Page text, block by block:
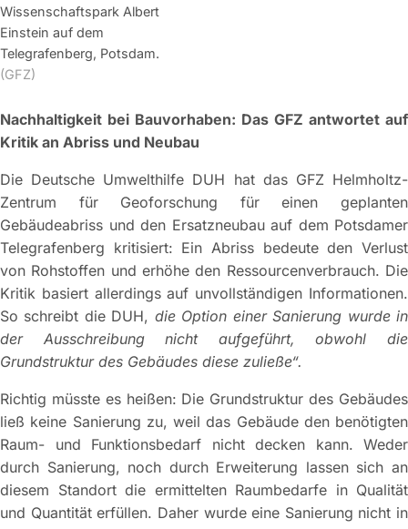
Wissenschaftspark Albert
Einstein auf dem
Telegrafenberg, Potsdam.
(GFZ)
Nachhaltigkeit bei Bauvorhaben: Das GFZ antwortet auf
Kritik an Abriss und Neubau
Die Deutsche Umwelthilfe DUH hat das GFZ Helmholtz-
Zentrum für Geoforschung für einen geplanten
Gebäudeabriss und den Ersatzneubau auf dem Potsdamer
Telegrafenberg kritisiert: Ein Abriss bedeute den Verlust
von Rohstoffen und erhöhe den Ressourcenverbrauch. Die
Kritik basiert allerdings auf unvollständigen Informationen.
So schreibt die DUH, die Option einer Sanierung wurde in
der Ausschreibung nicht aufgeführt, obwohl die
Grundstruktur des Gebäudes diese zuließe“.
Richtig müsste es heißen: Die Grundstruktur des Gebäudes
ließ keine Sanierung zu, weil das Gebäude den benötigten
Raum- und Funktionsbedarf nicht decken kann. Weder
durch Sanierung, noch durch Erweiterung lassen sich an
diesem Standort die ermittelten Raumbedarfe in Qualität
und Quantität erfüllen. Daher wurde eine Sanierung nicht in